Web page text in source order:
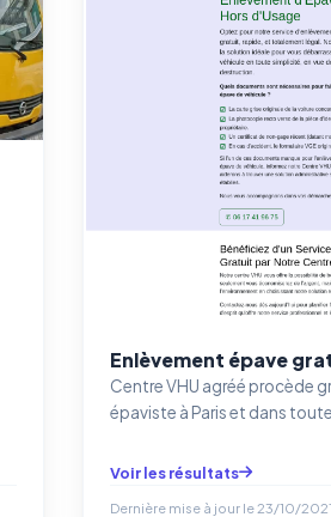
Enlèvement épave
Centre VHU agréé procède
épaviste à Paris et dans
Voir les résultats
Dernière mise à jour le 23/10/